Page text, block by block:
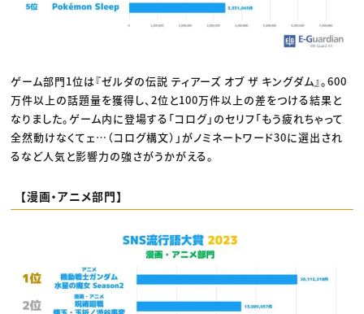
ゲーム部門1位は『ゼルダの伝説 ティアーズ オブ ザ キングダム』。600
万件以上の話題量を獲得し、2位と100万件以上の差をつける結果と
なりました。ゲーム内に登場する「コログ」のセリフ「もう疲れちゃって
全然動けなくてェ…（コログ構文）」がノミネートワード30に選出され
るなど人気と影響力の強さがうかがえる。
【漫画・アニメ部門】